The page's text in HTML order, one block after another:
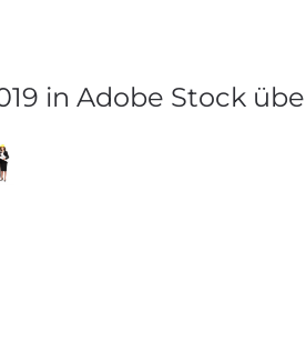
in Adobe Stock